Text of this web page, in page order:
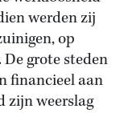
werden zij
op
grote steden
financieel aan
zijn weerslag